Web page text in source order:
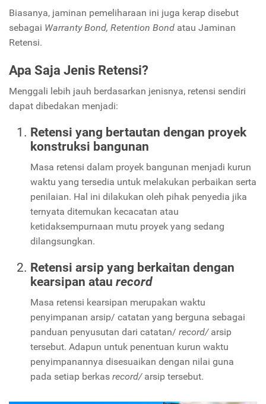
Biasanya, jaminan pemeliharaan ini juga kerap disebut
sebagai Warranty Bond, Retention Bond atau Jaminan
Retensi.
Apa Saja Jenis Retensi?
Menggali lebih jauh berdasarkan jenisnya, retensi sendiri
dapat dibedakan menjadi:
Retensi yang bertautan dengan proyek
konstruksi bangunan
Masa retensi dalam proyek bangunan menjadi kurun
waktu yang tersedia untuk melakukan perbaikan serta
penilaian. Hal ini dilakukan oleh pihak penyedia jika
ternyata ditemukan kecacatan atau
ketidaksempurnaan mutu proyek yang sedang
dilangsungkan.
Retensi arsip yang berkaitan dengan
kearsipan atau record
Masa retensi kearsipan merupakan waktu
penyimpanan arsip/ catatan yang berguna sebagai
panduan penyusutan dari catatan/ record/ arsip
tersebut. Adapun untuk penentuan kurun waktu
penyimpanannya disesuaikan dengan nilai guna
pada setiap berkas record/arsip tersebut.